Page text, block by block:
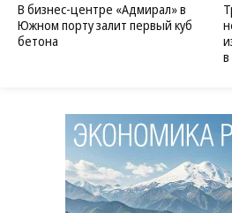
В бизнес-центре «Адмирал» в
Южном порту залит первый куб
бетона